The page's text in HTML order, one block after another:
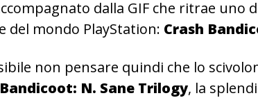
dalla GIF che ritrae uno
del mondo PlayStation: Crash
non pensare quindi che lo
N. Sane Trilogy, la